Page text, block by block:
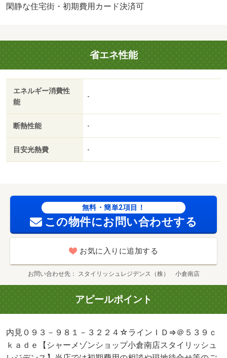
閑静な住宅街・初期費用カード決済可
省エネ性能
エネルギー消費性
能
-
断熱性能 -
目安光熱費 -
無料・簡単2項目！
この物件にお問い合わせする
お気に入りに追加する
お問い合わせ先 スタイリッシュレジデンス（株） 小倉南店
アピールポイント
内見０９３－９８１－３２２４☆ラインＩＤ⇒＠５３９ｃ
ｋａｄｅ【シャーメゾンショップ小倉南店スタイリッシュ